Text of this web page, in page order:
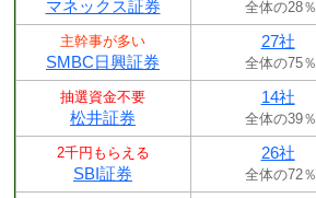
マネックス証券 全体の28％
主幹事が多い
SMBC日興証券
27社
全体の75％
抽選資金不要
松井証券
14社
全体の39％
2千円もらえる
SBI証券
26社
全体の72％